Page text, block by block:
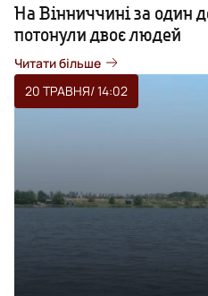
На Вінниччині за один
потонули двоє людей
Читати більше
20 ТРАВНЯ/ 14:02